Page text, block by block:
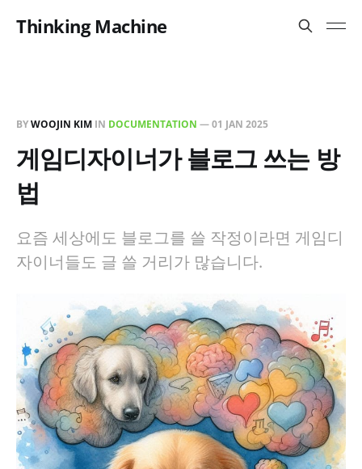
Thinking Machine
BYWOOJIN KIM IN DOCUMENTATION —01 JAN 2025
게임디자이너가 블로그 쓰는 방
법
요즘 세상에도 블로그를 쓸 작정이라면 게임디
자이너들도 글 쓸 거리가 많습니다.